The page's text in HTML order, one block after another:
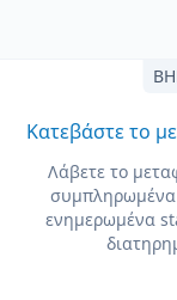
Κατεβάστε το
Λάβετε το
ενημερωμένα